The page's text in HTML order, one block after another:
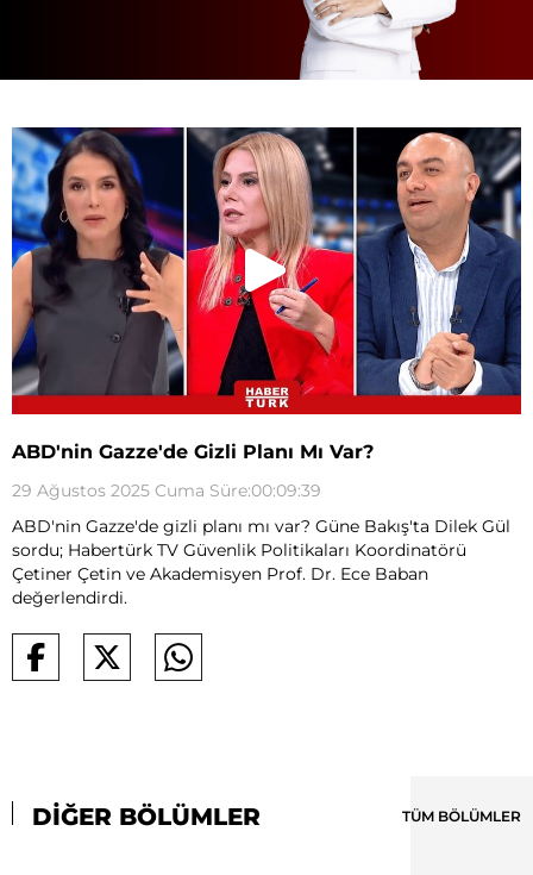
ABD'nin Gazze'de Gizli Planı Mı Var?
29 Ağustos 2025 Cuma Süre:00:09:39
ABD'nin Gazze'de gizli planı mı var? Güne Bakış'ta Dilek Gül
sordu; Habertürk TV Güvenlik Politikaları Koordinatörü
Çetiner Çetin ve Akademisyen Prof. Dr. Ece Baban
değerlendirdi.
DİĞER BÖLÜMLER TÜM BÖLÜMLER